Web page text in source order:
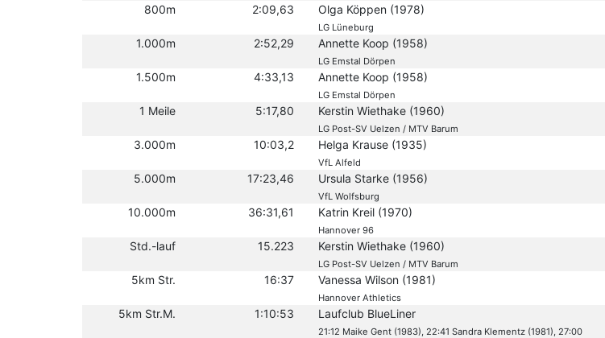
800m 2:09,63 Olga Köppen (1978)
LG Lüneburg
1.000m 2:52,29 Annette Koop (1958)
LG Emstal Dörpen
1.500m 4:33,13 Annette Koop (1958)
LG Emstal Dörpen
1 Meile 5:17,80 Kerstin Wiethake (1960)
LG Post-SV Uelzen / MTV Barum
3.000m 10:03,2 Helga Krause (1935)
VfL Alfeld
5.000m 17:23,46 Ursula Starke (1956)
VfL Wolfsburg
10.000m 36:31,61 Katrin Kreil (1970)
Hannover 96
Std.-lauf 15.223 Kerstin Wiethake (1960)
LG Post-SV Uelzen / MTV Barum
5km Str. 16:37 Vanessa Wilson (1981)
Hannover Athletics
5km Str.M. 1:10:53 Laufclub BlueLiner
21:12 Maike Gent (1983), 22:41 Sandra Klementz (1981), 27:00